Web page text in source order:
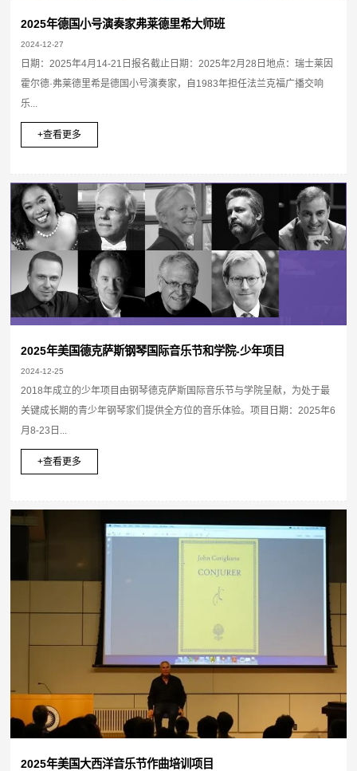
2025年德国小号演奏家弗莱德里希大师班
2024-12-27
日期：2025年4月14-21日报名截止日期：2025年2月28日地点：瑞士莱因
霍尔德·弗莱德里希是德国小号演奏家，自1983年担任法兰克福广播交响
乐...
+查看更多
2025年美国德克萨斯钢琴国际音乐节和学院-少年项目
2024-12-25
2018年成立的少年项目由钢琴德克萨斯国际音乐节与学院呈献，为处于最
关键成长期的青少年钢琴家们提供全方位的音乐体验。项目日期：2025年6
月8-23日...
+查看更多
2025年美国大西洋音乐节作曲培训项目